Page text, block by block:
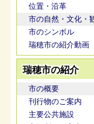
位置・沿革
市の自然・文化・
市のシンボル
瑞穂市の紹介動画
瑞穂市の紹介
市の概要
刊行物のご案内
主要公共施設